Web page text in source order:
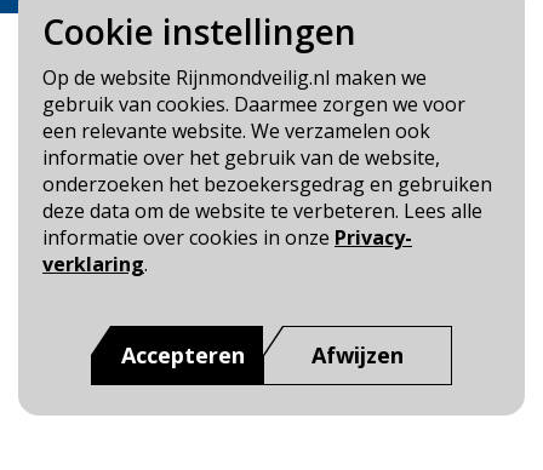
Cookie instellingen
Op de website Rijnmondveilig.nl maken we
gebruik van cookies. Daarmee zorgen we voor
een relevante website. We verzamelen ook
informatie over het gebruik van de website,
onderzoeken het bezoekersgedrag en gebruiken
deze data om de website te verbeteren. Lees alle
informatie over cookies in onze Privacy-
verklaring.
Accepteren Afwijzen
Blijf op de hoogte
Cookie- en Privacybeleid
Toegankelijkheid